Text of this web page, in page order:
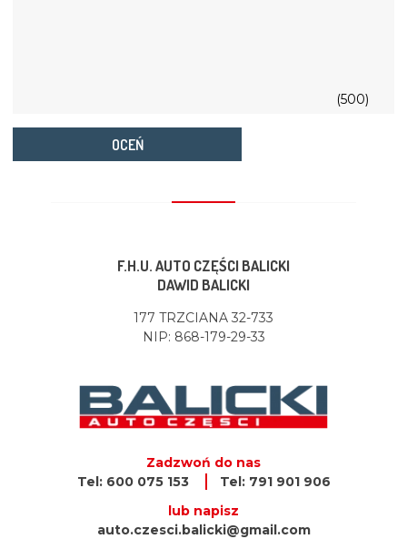
(500)
OCEŃ
F.H.U. AUTO CZĘŚCI BALICKI
DAWID BALICKI
177 TRZCIANA 32-733
NIP: 868-179-29-33
Zadzwoń do nas
Tel: 600 075 153
Tel: 791 901 906
lub napisz
auto.czesci.balicki@gmail.com